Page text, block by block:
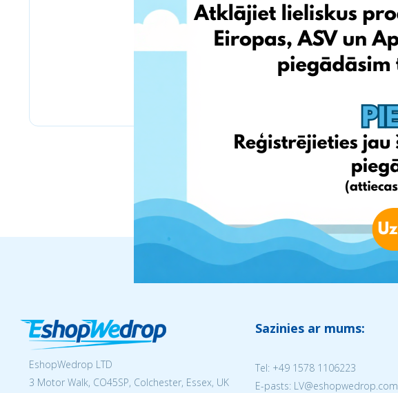
EshopWedrop LTD
3 Motor Walk, CO45SP, Colchester, Essex, UK
Sazinies ar mums:
Tel: +49 1578 1106223
E-pasts: LV@eshopwedrop.com